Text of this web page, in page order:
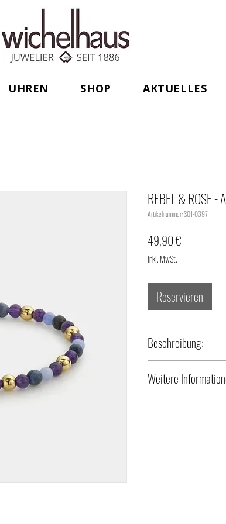
UHREN SHOP AKTUELLES
REBEL & ROSE -
Artikelnummer: S01-0397
49,90 €
inkl. MwSt.
Reservieren
Beschreibung:
Weitere